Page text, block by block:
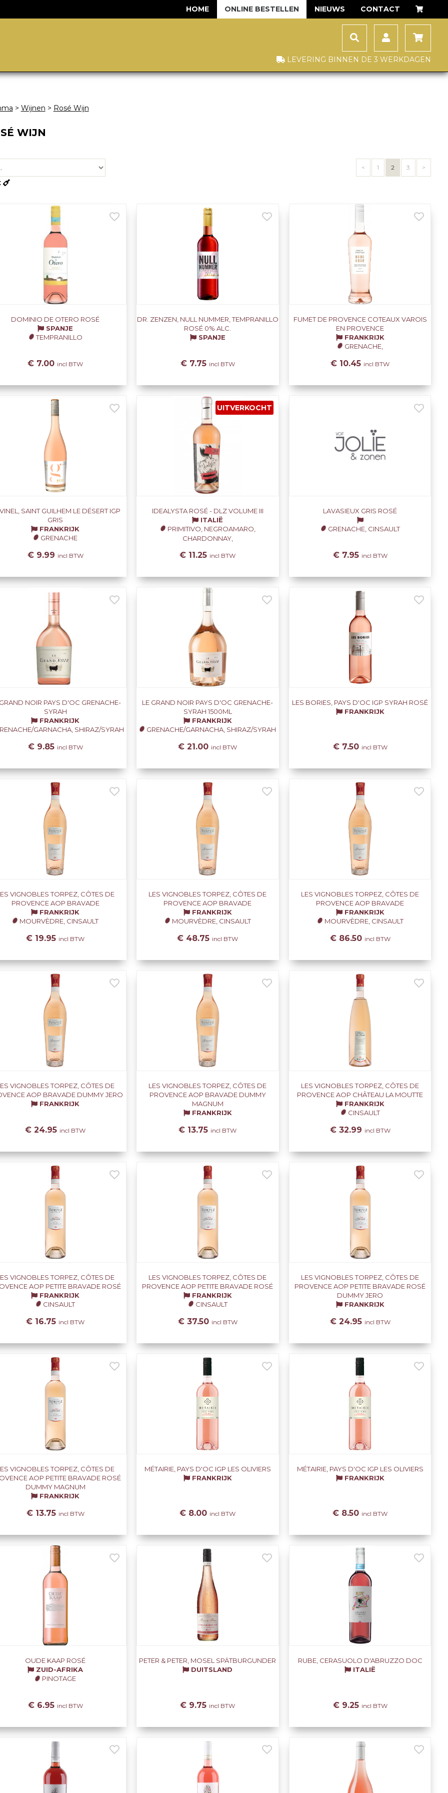
HOME ONLINE BESTELLEN NIEUWS CONTACT
LEVERING BINNEN DE 3 WERKDAGEN
> Wijnen > Rosé Wijn
WIJN
< 1 2 3 >
DOMINIO DE OTERO ROSÉ
SPANJE
TEMPRANILLO
€ 7.00 incl BTW
DR. ZENZEN, NULL NUMMER, TEMPRANILLO
ROSÉ 0% ALC.
SPANJE
€ 7.75 incl BTW
FUMET DE PROVENCE COTEAUX VAROIS
EN PROVENCE
FRANKRIJK
GRENACHE,
€ 10.45 incl BTW
SAINT GUILHEM LE DÉSERT IGP
GRIS
FRANKRIJK
GRENACHE
€ 9.99 incl BTW
UITVERKOCHT
IDEALYSTA ROSÉ - DLZ VOLUME III
ITALIË
PRIMITIVO, NEGROAMARO,
CHARDONNAY,
€ 11.25 incl BTW
LAVASIEUX GRIS ROSÉ
GRENACHE, CINSAULT
€ 7.95 incl BTW
NOIR PAYS D'OC GRENACHE-
SYRAH
FRANKRIJK
GARNACHA, SHIRAZ/SYRAH
€ 9.85 incl BTW
LE GRAND NOIR PAYS D'OC GRENACHE-
SYRAH 1500ML
FRANKRIJK
GRENACHE/GARNACHA, SHIRAZ/SYRAH
€ 21.00 incl BTW
LES BORIES, PAYS D'OC IGP SYRAH ROSÉ
FRANKRIJK
€ 7.50 incl BTW
VIGNOBLES TORPEZ, CÔTES DE
PROVENCE AOP BRAVADE
FRANKRIJK
MOURVÈDRE, CINSAULT
€ 19.95 incl BTW
LES VIGNOBLES TORPEZ, CÔTES DE
PROVENCE AOP BRAVADE
FRANKRIJK
MOURVÈDRE, CINSAULT
€ 48.75 incl BTW
LES VIGNOBLES TORPEZ, CÔTES DE
PROVENCE AOP BRAVADE
FRANKRIJK
MOURVÈDRE, CINSAULT
€ 86.50 incl BTW
VIGNOBLES TORPEZ, CÔTES DE
AOP BRAVADE DUMMY JERO
FRANKRIJK
€ 24.95 incl BTW
LES VIGNOBLES TORPEZ, CÔTES DE
PROVENCE AOP BRAVADE DUMMY
MAGNUM
FRANKRIJK
€ 13.75 incl BTW
LES VIGNOBLES TORPEZ, CÔTES DE
PROVENCE AOP CHÂTEAU LA MOUTTE
FRANKRIJK
CINSAULT
€ 32.99 incl BTW
VIGNOBLES TORPEZ, CÔTES DE
AOP PETITE BRAVADE ROSÉ
FRANKRIJK
CINSAULT
€ 16.75 incl BTW
LES VIGNOBLES TORPEZ, CÔTES DE
PROVENCE AOP PETITE BRAVADE ROSÉ
FRANKRIJK
CINSAULT
€ 37.50 incl BTW
LES VIGNOBLES TORPEZ, CÔTES DE
PROVENCE AOP PETITE BRAVADE ROSÉ
DUMMY JERO
FRANKRIJK
€ 24.95 incl BTW
VIGNOBLES TORPEZ, CÔTES DE
AOP PETITE BRAVADE ROSÉ
DUMMY MAGNUM
FRANKRIJK
€ 13.75 incl BTW
MÉTAIRIE, PAYS D'OC IGP LES OLIVIERS
FRANKRIJK
€ 8.00 incl BTW
MÉTAIRIE, PAYS D'OC IGP LES OLIVIERS
FRANKRIJK
€ 8.50 incl BTW
OUDE KAAP ROSÉ
ZUID-AFRIKA
PINOTAGE
€ 6.95 incl BTW
PETER & PETER, MOSEL SPÄTBURGUNDER
DUITSLAND
€ 9.75 incl BTW
RUBE, CERASUOLO D'ABRUZZO DOC
ITALIË
€ 9.25 incl BTW